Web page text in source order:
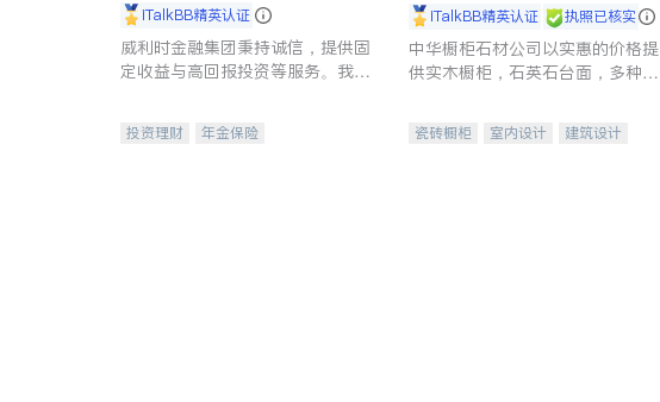
iTalkBB精英认证
威利时金融集团秉持诚信，提供固
定收益与高回报投资等服务。我们
元化组合，助力客户实现目标
投资理财
年金保险
iTalkBB精英认证 执照已核实
中华橱柜石材公司以实惠的价格提
供实木橱柜，石英石台面，多种优
机。品质厨房，家的选择。
瓷砖橱柜 室内设计
建筑设计